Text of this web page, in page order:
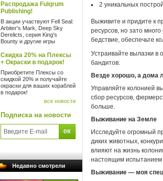
Распродажа Fulqrum
Publishing!
В акции участвуют Fell Seal:
Arbiter's Mark, Deep Sky
Derelicts, серия King's
Bounty и другие игры
Скидка 20% на Плексы
+ Окраски в подарок!
Приобретите Плексы со
скидкой 20% и получайте
окраски для ваших кораблей
в подарок!
все новости
Подписка на новости
Недавно смотрели
2 уникальных
Выживите и придите к
ресурсов, но зато
бедствие, обеспечьте
Устраивайте вылазки в
бандитов.
Везде хорошо, а дома
Управляйте колонией
сбор ресурсов,
больше.
Выживание на Земле
Исследуйте огромный
диких животных,
влияют на жизнь
настоящим
Выживание — моя